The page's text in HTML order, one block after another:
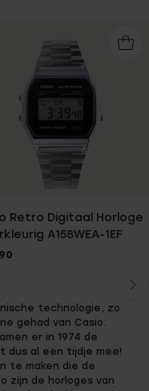
Retro Digitaal Horloge
A158WEA-1EF
90
technologie, zo
gehad van Casio.
er in 1974 de
dus al een tijdje mee!
te maken die de
zijn de horloges van